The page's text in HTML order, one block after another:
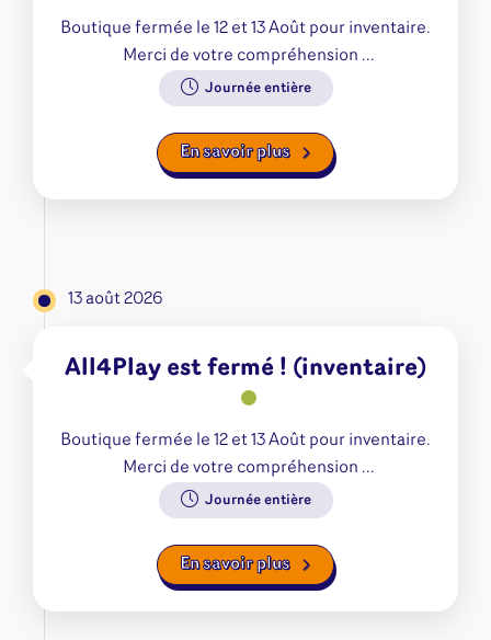
Boutique fermée le 12 et 13 Août pour inventaire.
Merci de votre compréhension ...
Journée entière
En savoir plus
13 août 2026
All4Play est fermé ! (inventaire)
Boutique fermée le 12 et 13 Août pour inventaire.
Merci de votre compréhension ...
Journée entière
En savoir plus